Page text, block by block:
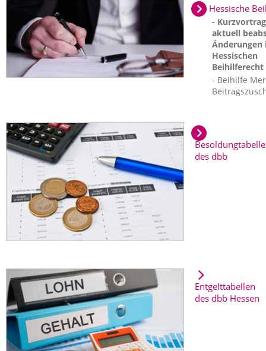
Hessische
-
aktuell
Änderungen
Hessischen
Beihilferecht
- Beihilfe
des dbb
Entgelttabellen
des dbb Hessen